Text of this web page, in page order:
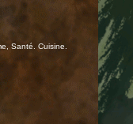
Santé. Cuisine.